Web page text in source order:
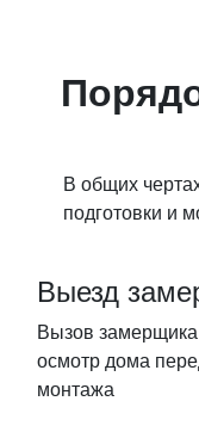
В общих
подготовки и
Выезд
Вызов
осмотр дома
монтажа